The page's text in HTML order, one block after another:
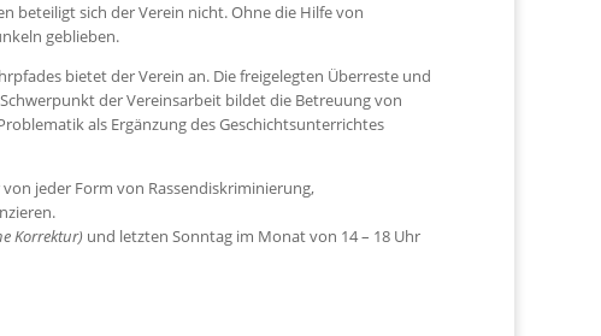
beteiligt sich der Verein nicht. Ohne die Hilfe von
geblieben.
bietet der Verein an. Die freigelegten Überreste und
der Vereinsarbeit bildet die Betreuung von
als Ergänzung des Geschichtsunterrichtes
jeder Form von Rassendiskriminierung,
Korrektur) und letzten Sonntag im Monat von 14 – 18 Uhr